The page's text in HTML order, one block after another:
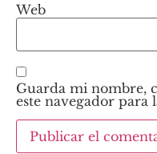
Web
Guarda mi nombre,
este navegador para